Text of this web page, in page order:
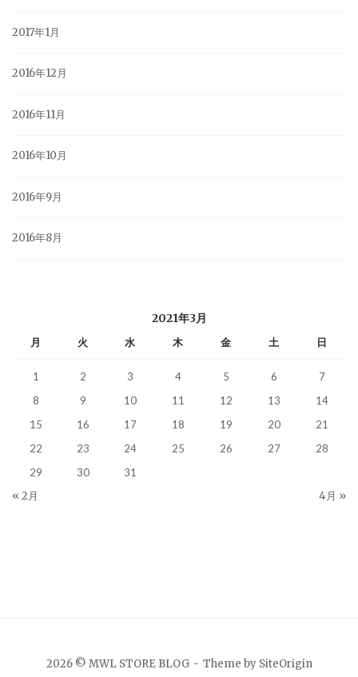
2017年1月
2016年12月
2016年11月
2016年10月
2016年9月
2016年8月
2021年3月
月 火 水 木 金 土 日
1 2 3 4 5 6
7
8
9 10 11 12 13
14
15
16 17 18 19 20
21
22
23 24 25 26 27
28
29
30 31
« 2月 4月 »
2026 © MWL STORE BLOG Theme by SiteOrigin